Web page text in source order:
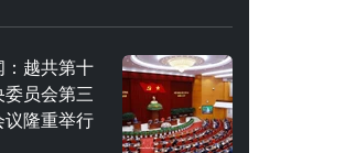
：越共第十
委员会第三
议隆重举行